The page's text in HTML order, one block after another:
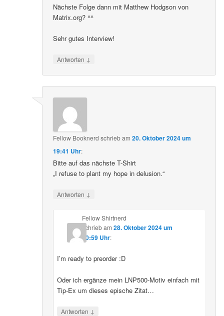
Nächste Folge dann mit Matthew Hodgson von
Matrix.org? ^^
Sehr gutes Interview!
Antworten ↓
Fellow Booknerd schriebam20. Oktober 2024 um
19:41 Uhr:
Bitte auf das nächste T-Shirt
„I refuse to plant my hope in delusion.“
Antworten ↓
Fellow Shirtnerd
schriebam 28. Oktober 2024 um
10:59 Uhr:
I’m ready to preorder :D
Oder ich ergänze mein LNP500-Motiv einfach mit
Tip-Ex um dieses epische Zitat…
Antworten ↓